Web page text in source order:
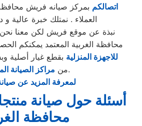
اتصالكم بمركز صيانه فريش
العملاء . نمتلك خبرة عالية
نبذة عن موقع فريش لكن معنا
محافظة الغربية المعتمد يمكنكم
للاجهزة المنزلية بقطع غيار أصلية
من مراكز الصيانة
.
لمعرفة المزيد عن
أسئلة حول صيانة
محافظة